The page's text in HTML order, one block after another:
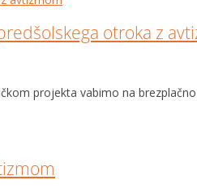
otroka z
projekta vabimo na